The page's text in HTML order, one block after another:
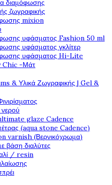
διαμόφωσης
ζωγραφικής
mixion
υφάσματος Fashion 50 ml
υφάσματος γκλίτερ
υφάσματος Hi-Lite
Chic -Μάτ
& Υλικά Ζωγραφικής | Gel &
νερού
ultimate glaze Cadence
πέτρας (aqua stone Cadence)
varnish (Βερνικόχρωμα)
βάση διαλύτες
/ resin